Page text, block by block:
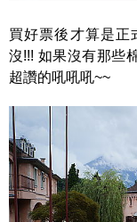
買好票後才算是正
沒!!! 如果沒有那些
超讚的吼吼吼~~